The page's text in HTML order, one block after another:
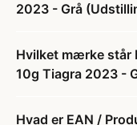
2023 - Grå
Hvilket mærke står
10g Tiagra 2023 -
Hvad er EAN /